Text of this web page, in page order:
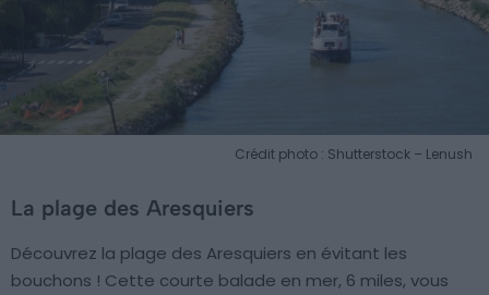
Crédit photo : Shutterstock – Lenush
La plage des Aresquiers
Découvrez la plage des Aresquiers en évitant les
bouchons ! Cette courte balade en mer, 6 miles, vous